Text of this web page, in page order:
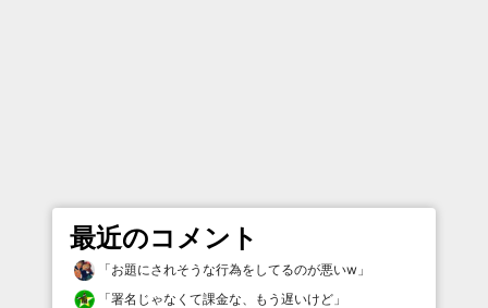
最近のコメント
「お題にされそうな行為をしてるのが悪いw 」
「署名じゃなくて課金な、もう遅いけど 」